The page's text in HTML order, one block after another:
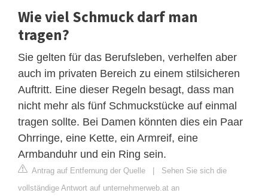
Wie viel Schmuck darf man
tragen?
Sie gelten für das Berufsleben, verhelfen aber
auch im privaten Bereich zu einem stilsicheren
Auftritt. Eine dieser Regeln besagt, dass man
nicht mehr als fünf Schmuckstücke auf einmal
tragen sollte. Bei Damen könnten dies ein Paar
Ohrringe, eine Kette, ein Armreif, eine
Armbanduhr und ein Ring sein.
Antrag auf Entfernung der Quelle | Sehen Sie sich die
vollständige Antwort auf unternehmerweb.at an